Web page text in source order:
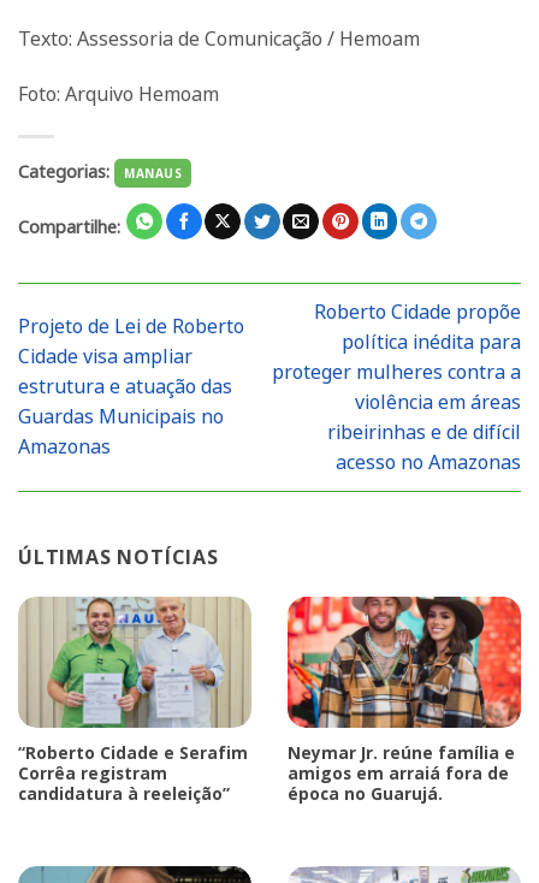
Texto: Assessoria de Comunicação / Hemoam
Foto: Arquivo Hemoam
Categorias: MANAUS
Compartilhe:
Projeto de Lei de Roberto
Cidade visa ampliar
estrutura e atuação das
Guardas Municipais no
Amazonas
Roberto Cidade propõe
política inédita para
proteger mulheres contra a
violência em áreas
ribeirinhas e de difícil
acesso no Amazonas
ÚLTIMAS NOTÍCIAS
“Roberto Cidade e Serafim
Corrêa registram
candidatura à reeleição”
Neymar Jr. reúne família e
amigos em arraiá fora de
época no Guarujá.